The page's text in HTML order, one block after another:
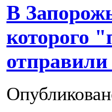
В
которого